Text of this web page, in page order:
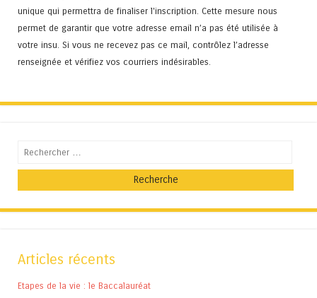
unique qui permettra de finaliser l'inscription. Cette mesure nous
permet de garantir que votre adresse email n’a pas été utilisée à
votre insu. Si vous ne recevez pas ce mail, contrôlez l’adresse
renseignée et vérifiez vos courriers indésirables.
Recherche
Articles récents
Etapes de la vie : le Baccalauréat